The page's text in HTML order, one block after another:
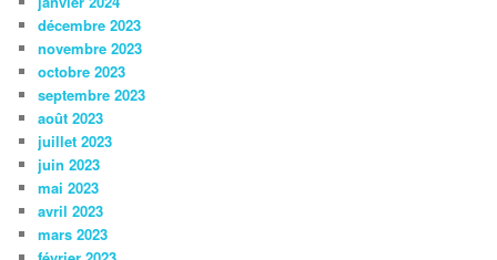
décembre 2023
novembre 2023
octobre 2023
septembre 2023
août 2023
juillet 2023
juin 2023
mai 2023
avril 2023
mars 2023